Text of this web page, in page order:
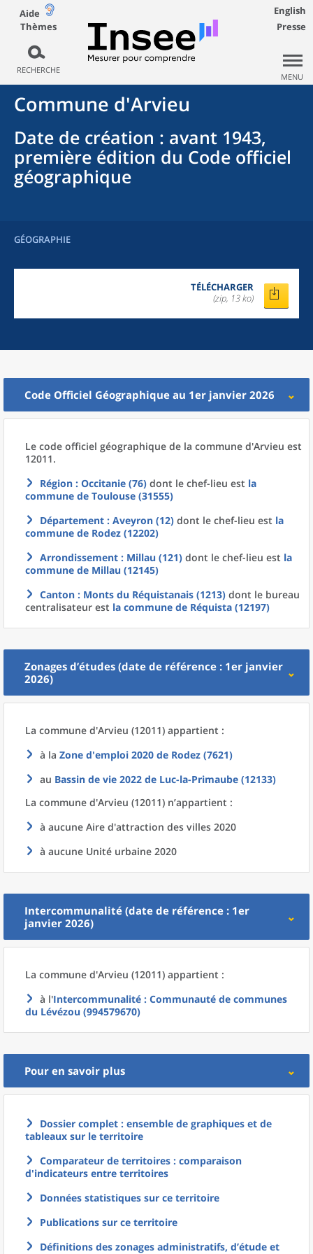
Aide
Thèmes
RECHERCHE
English
Presse
MENU
Commune d'Arvieu
Date de création : avant 1943,
première édition du Code officiel
géographique
GÉOGRAPHIE
TÉLÉCHARGER
(zip, 13 ko)
Code Officiel Géographique au 1er janvier 2026
Le code officiel géographique de la commune d'Arvieu est
12011.
Région : Occitanie (76) dont le chef-lieu est la
commune de Toulouse (31555)
Département : Aveyron (12) dont le chef-lieu est la
commune de Rodez (12202)
Arrondissement : Millau (121) dont le chef-lieu est la
commune de Millau (12145)
Canton : Monts du Réquistanais (1213) dont le bureau
centralisateur est la commune de Réquista (12197)
Zonages d’études (date de référence : 1er janvier
2026)
La commune d'Arvieu (12011) appartient :
à la Zone d'emploi 2020 de Rodez (7621)
au Bassin de vie 2022 de Luc-la-Primaube (12133)
La commune d'Arvieu (12011) n’appartient :
à aucune Aire d'attraction des villes 2020
à aucune Unité urbaine 2020
Intercommunalité (date de référence : 1er
janvier 2026)
La commune d'Arvieu (12011) appartient :
à l'Intercommunalité : Communauté de communes
du Lévézou (994579670)
Pour en savoir plus
Dossier complet : ensemble de graphiques et de
tableaux sur le territoire
Comparateur de territoires : comparaison
d'indicateurs entre territoires
Données statistiques sur ce territoire
Publications sur ce territoire
Définitions des zonages administratifs, d’étude et